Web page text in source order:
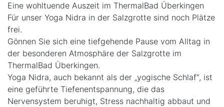
Eine wohltuende Auszeit im ThermalBad Überkingen
Für unser Yoga Nidra in der Salzgrotte sind noch Plätze
frei.
Gönnen Sie sich eine tiefgehende Pause vom Alltag in
der besonderen Atmosphäre der Salzgrotte im
ThermalBad Überkingen.
Yoga Nidra, auch bekannt als der „yogische Schlaf“, ist
eine geführte Tiefenentspannung, die das
Nervensystem beruhigt, Stress nachhaltig abbaut und